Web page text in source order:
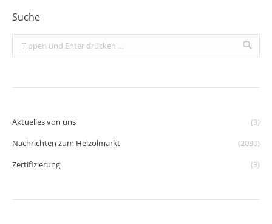
Suche
Search:
Aktuelles von uns
(3)
Nachrichten zum Heizölmarkt
(2030)
Zertifizierung
(3)